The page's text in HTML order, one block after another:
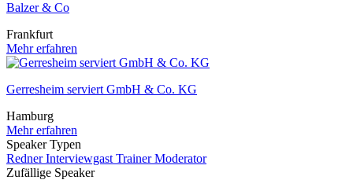
Balzer & Co
Frankfurt
Mehr erfahren
Gerresheim serviert GmbH & Co. KG
Hamburg
Mehr erfahren
Speaker Typen
RednerInterviewgast TrainerModerator
Zufällige Speaker